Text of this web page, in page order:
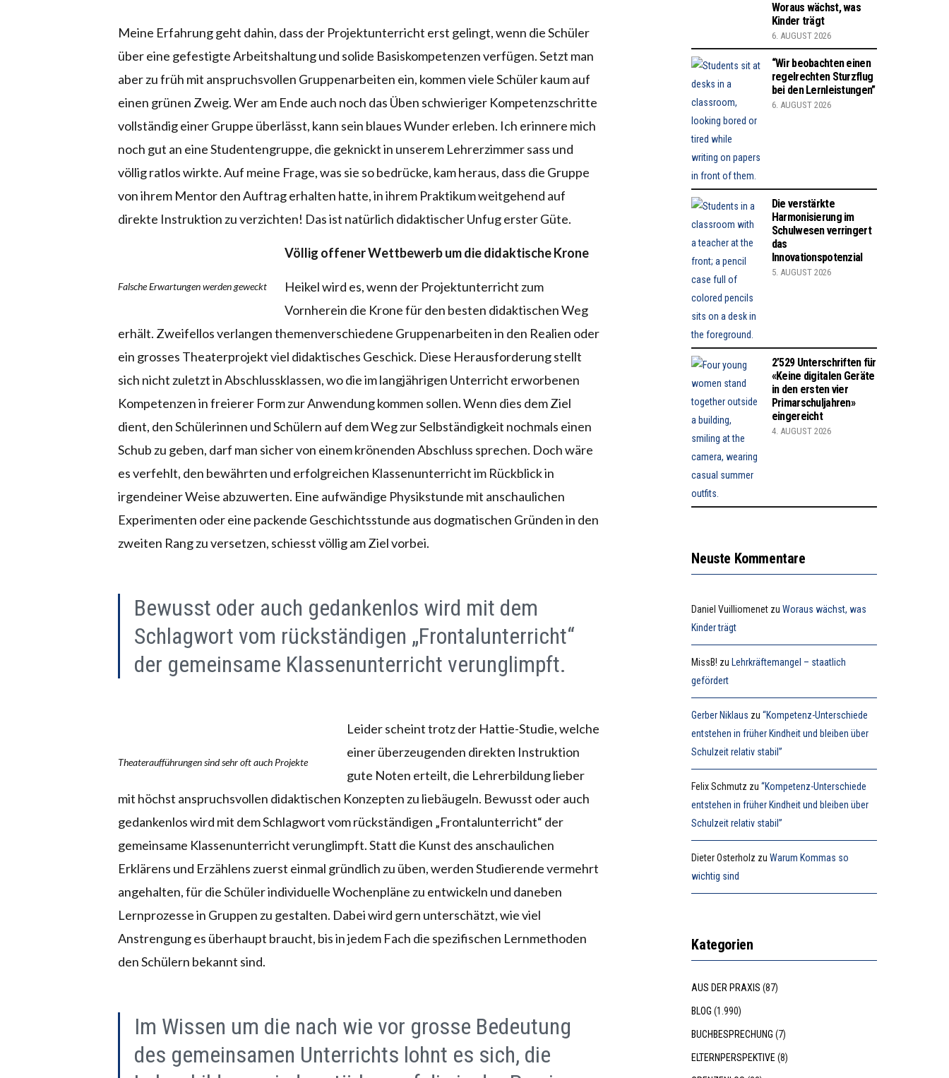
Meine Erfahrung geht dahin, dass der Projektunterricht erst gelingt, wenn die Schüler
über eine gefestigte Arbeitshaltung und solide Basiskompetenzen verfügen. Setzt man
aber zu früh mit anspruchsvollen Gruppenarbeiten ein, kommen viele Schüler kaum auf
einen grünen Zweig. Wer am Ende auch noch das Üben schwieriger Kompetenzschritte
vollständig einer Gruppe überlässt, kann sein blaues Wunder erleben. Ich erinnere mich
noch gut an eine Studentengruppe, die geknickt in unserem Lehrerzimmer sass und
völlig ratlos wirkte. Auf meine Frage, was sie so bedrücke, kam heraus, dass die Gruppe
von ihrem Mentor den Auftrag erhalten hatte, in ihrem Praktikum weitgehend auf
direkte Instruktion zu verzichten! Das ist natürlich didaktischer Unfug erster Güte.
Falsche Erwartungen werden geweckt
Völlig offener Wettbewerb um die didaktische Krone
Heikel wird es, wenn der Projektunterricht zum
Vornherein die Krone für den besten didaktischen Weg
erhält. Zweifellos verlangen themenverschiedene Gruppenarbeiten in den Realien oder
ein grosses Theaterprojekt viel didaktisches Geschick. Diese Herausforderung stellt
sich nicht zuletzt in Abschlussklassen, wo die im langjährigen Unterricht erworbenen
Kompetenzen in freierer Form zur Anwendung kommen sollen. Wenn dies dem Ziel
dient, den Schülerinnen und Schülern auf dem Weg zur Selbständigkeit nochmals einen
Schub zu geben, darf man sicher von einem krönenden Abschluss sprechen. Doch wäre
es verfehlt, den bewährten und erfolgreichen Klassenunterricht im Rückblick in
irgendeiner Weise abzuwerten. Eine aufwändige Physikstunde mit anschaulichen
Experimenten oder eine packende Geschichtsstunde aus dogmatischen Gründen in den
zweiten Rang zu versetzen, schiesst völlig am Ziel vorbei.
Bewusst oder auch gedankenlos wird mit dem
Schlagwort vom rückständigen „Frontalunterricht“
der gemeinsame Klassenunterricht verunglimpft.
Theateraufführungen sind sehr oft auch Projekte
Leider scheint trotz der Hattie-Studie, welche
einer überzeugenden direkten Instruktion
gute Noten erteilt, die Lehrerbildung lieber
mit höchst anspruchsvollen didaktischen Konzepten zu liebäugeln. Bewusst oder auch
gedankenlos wird mit dem Schlagwort vom rückständigen „Frontalunterricht“ der
gemeinsame Klassenunterricht verunglimpft. Statt die Kunst des anschaulichen
Erklärens und Erzählens zuerst einmal gründlich zu üben, werden Studierende vermehrt
angehalten, für die Schüler individuelle Wochenpläne zu entwickeln und daneben
Lernprozesse in Gruppen zu gestalten. Dabei wird gern unterschätzt, wie viel
Anstrengung es überhaupt braucht, bis in jedem Fach die spezifischen Lernmethoden
den Schülern bekannt sind.
Im Wissen um die nach wie vor grosse Bedeutung
des gemeinsamen Unterrichts lohnt es sich, die
Woraus wächst, was
Kinder trägt
6. AUGUST 2026
“Wir beobachten einen
regelrechten Sturzflug
bei den Lernleistungen”
6. AUGUST 2026
Die verstärkte
Harmonisierung im
Schulwesen verringert
das
Innovationspotenzial
5. AUGUST 2026
2’529 Unterschriften für
«Keine digitalen Geräte
in den ersten vier
Primarschuljahren»
eingereicht
4. AUGUST 2026
Neuste Kommentare
Daniel Vuilliomenet zuWoraus wächst, was
Kinder trägt
MissB! zu Lehrkräftemangel – staatlich
gefördert
Gerber Niklaus zu“Kompetenz-Unterschiede
entstehen in früher Kindheit und bleiben über
Schulzeit relativ stabil”
Felix Schmutz zu“Kompetenz-Unterschiede
entstehen in früher Kindheit und bleiben über
Schulzeit relativ stabil”
Dieter Osterholz zuWarum Kommas so
wichtig sind
Kategorien
AUS DER PRAXIS (87)
BLOG (1.990)
BUCHBESPRECHUNG (7)
ELTERNPERSPEKTIVE(8)